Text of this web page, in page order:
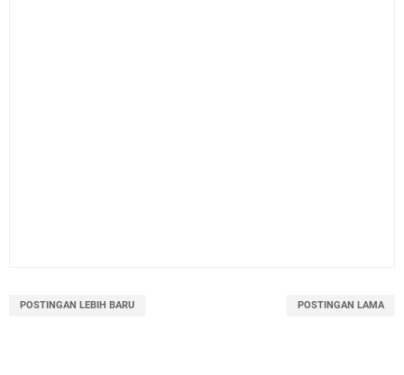
POSTINGAN LEBIH BARU POSTINGAN LAMA